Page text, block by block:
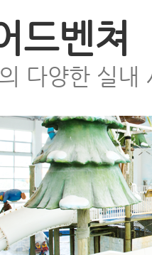
드벤쳐
다양한 실내